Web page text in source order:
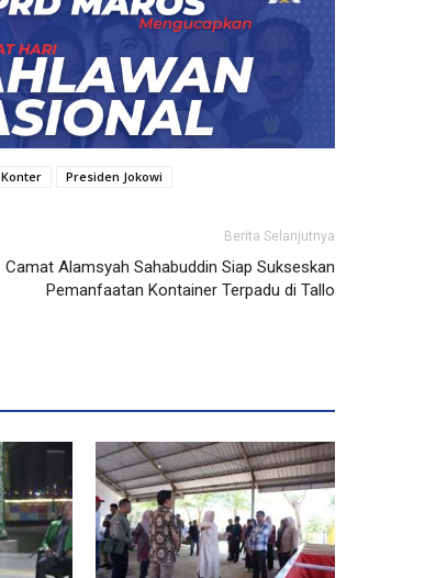
Konter Presiden Jokowi
Berita Selanjutnya
Camat Alamsyah Sahabuddin Siap Sukseskan
Pemanfaatan Kontainer Terpadu di Tallo